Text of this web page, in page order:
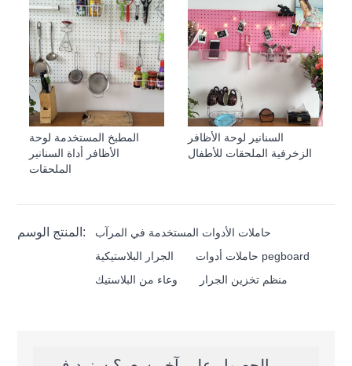
المطبخ المستخدمة لوحة
الأظافر أداة السنانير
الملحقات
السنانير لوحة الأظافر
الزخرفية الملحقات للأطفال
المنتج الوسم:
حاملات الأدوات المستخدمة في المرآب
الجرار البلاستيكية
حاملات أدوات pegboard
وعاء من البلاستيك
منظم تخزين الجرار